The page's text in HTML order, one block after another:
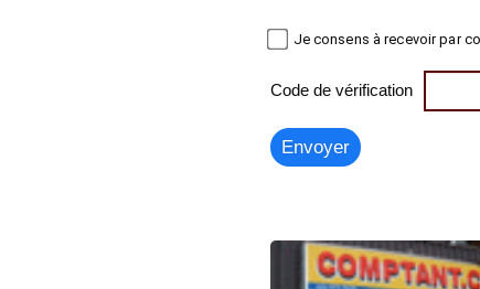
Je consens à recevoir par
Code de vérification